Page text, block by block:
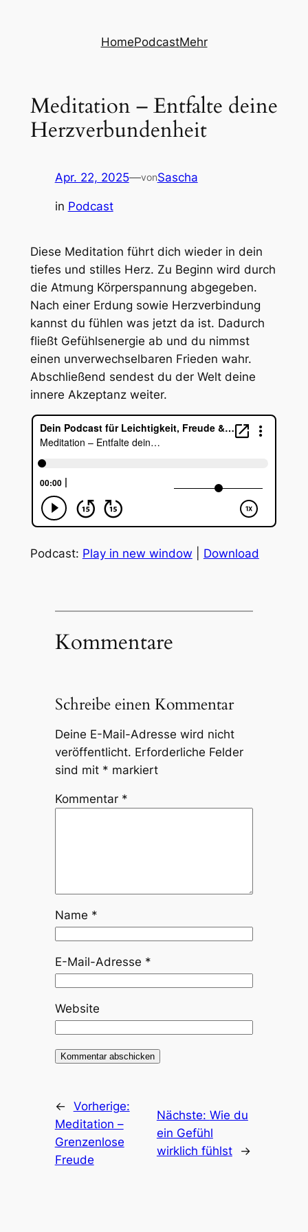
HomePodcastMehr
Meditation – Entfalte deine
Herzverbundenheit
Apr. 22, 2025—vonSascha
in Podcast
Diese Meditation führt dich wieder in dein
tiefes und stilles Herz. Zu Beginn wird durch
die Atmung Körperspannung abgegeben.
Nach einer Erdung sowie Herzverbindung
kannst du fühlen was jetzt da ist. Dadurch
fließt Gefühlsenergie ab und du nimmst
einen unverwechselbaren Frieden wahr.
Abschließend sendest du der Welt deine
innere Akzeptanz weiter.
Podcast: Play in new window Download
Kommentare
Schreibe einen Kommentar
Deine E-Mail-Adresse wird nicht
veröffentlicht. Erforderliche Felder
sind mit * markiert
Kommentar *
Name *
E-Mail-Adresse *
Website
← Vorherige:
Meditation –
Grenzenlose
Freude
Nächste: Wie du
ein Gefühl
wirklich fühlst
→